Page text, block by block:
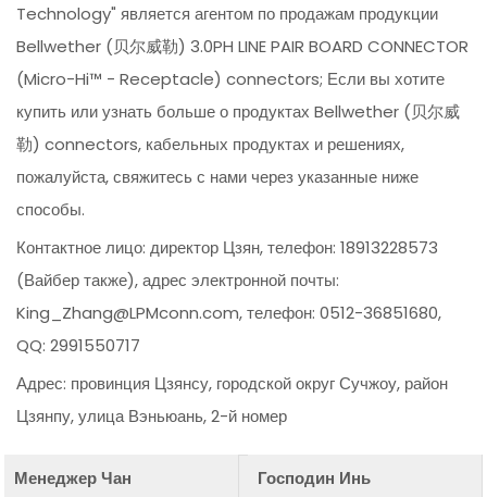
Technology" является агентом по продажам продукции
Bellwether (贝尔威勒) 3.0PH LINE PAIR BOARD CONNECTOR
(Micro-Hi™ - Receptacle) connectors; Если вы хотите
купить или узнать больше о продуктах Bellwether (贝尔威
勒) connectors, кабельных продуктах и решениях,
пожалуйста, свяжитесь с нами через указанные ниже
способы.
Контактное лицо: директор Цзян, телефон: 18913228573
(Вайбер также), адрес электронной почты:
King_Zhang@LPMconn.com, телефон: 0512-36851680,
QQ: 2991550717
Адрес: провинция Цзянсу, городской округ Сучжоу, район
Цзянпу, улица Вэньюань, 2-й номер
Менеджер Чан
Господин Инь